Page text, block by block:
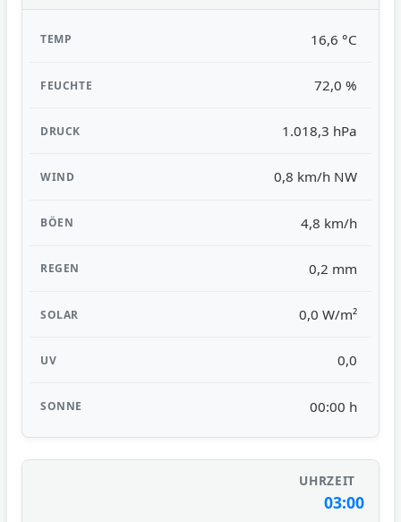
16,6 °C
72,0 %
1.018,3 hPa
0,8 km/h NW
4,8 km/h
0,2 mm
0,0 W/m²
0,0
00:00 h
03:00